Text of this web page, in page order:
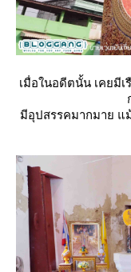
เมื่อในอดีตนั้น เคยมี
มีอุปสรรคมากมาย แ